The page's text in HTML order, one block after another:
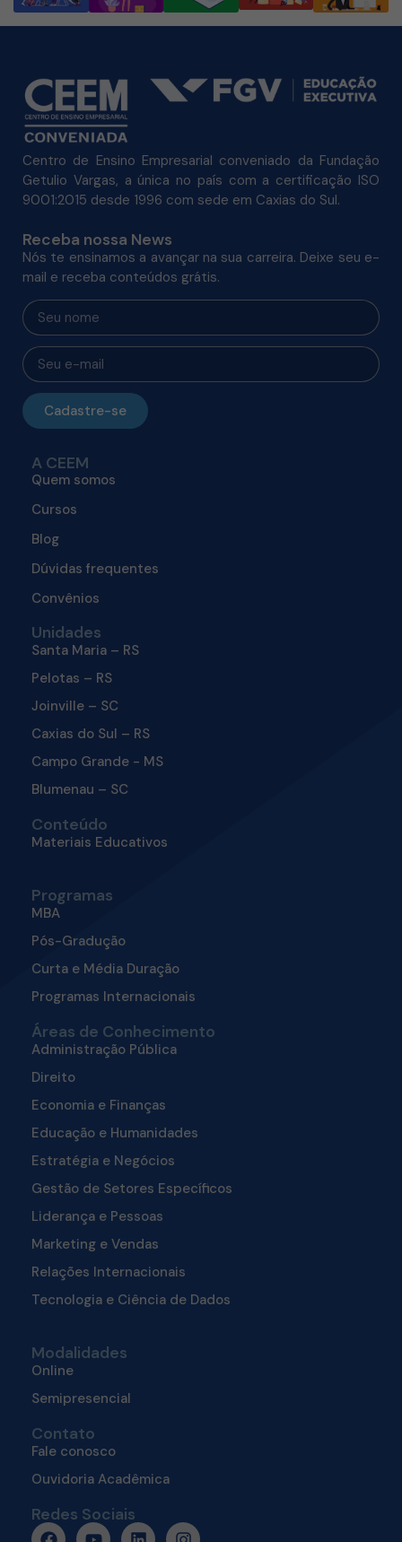
Centro de Ensino Empresarial conveniado da Fundação
Getulio Vargas, a única no país com a certificação ISO
9001:2015 desde 1996 com sede em Caxias do Sul.
Receba nossa News
Nós te ensinamos a avançar na sua carreira. Deixe seu e-
mail e receba conteúdos grátis.
Cadastre-se
A CEEM
Quem somos
Cursos
Blog
Dúvidas frequentes
Convênios
Unidades
Santa Maria – RS
Pelotas – RS
Joinville – SC
Caxias do Sul – RS
Campo Grande - MS
Blumenau – SC
Conteúdo
Materiais Educativos
Programas
MBA
Pós-Gradução
Curta e Média Duração
Programas Internacionais
Áreas de Conhecimento
Administração Pública
Direito
Economia e Finanças
Educação e Humanidades
Estratégia e Negócios
Gestão de Setores Específicos
Liderança e Pessoas
Marketing e Vendas
Relações Internacionais
Tecnologia e Ciência de Dados
Modalidades
Online
Semipresencial
Contato
Fale conosco
Ouvidoria Acadêmica
Redes Sociais